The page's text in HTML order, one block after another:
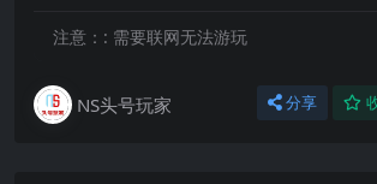
注意：: 需要联网无法游玩
NS头号玩家 分享